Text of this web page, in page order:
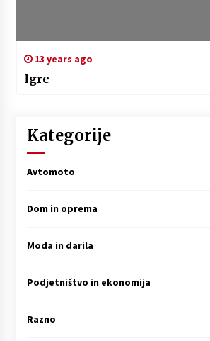
13 years ago
Igre
Kategorije
Avtomoto
Dom in oprema
Moda in darila
Podjetništvo in ekonomija
Razno